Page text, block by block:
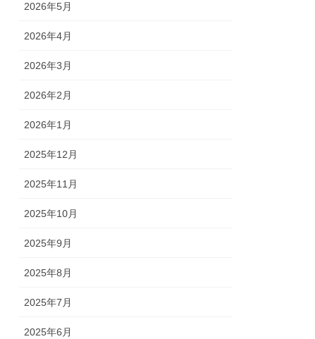
2026年5月
2026年4月
2026年3月
2026年2月
2026年1月
2025年12月
2025年11月
2025年10月
2025年9月
2025年8月
2025年7月
2025年6月